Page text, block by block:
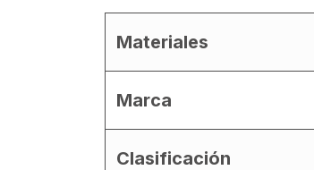
Materiales
Marca
Clasificación